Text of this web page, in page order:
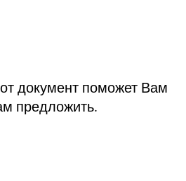
документ поможет Вам
предложить.